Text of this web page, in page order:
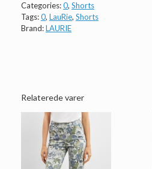
Categories:0, Shorts
Tags:0, LauRie, Shorts
Brand:LAURIE
Relaterede varer